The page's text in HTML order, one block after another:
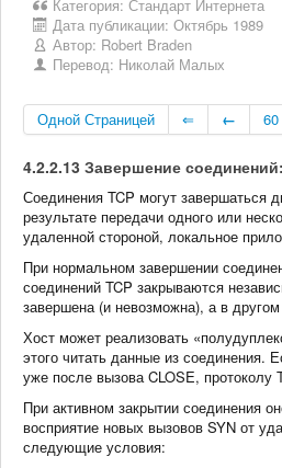
Категория: Стандарт Интернета
Дата публикации: Октябрь 1989
Автор: Robert Braden
Перевод: Николай Малых
Одной Страницей ⇐ ← 60
4.2.2.13 Завершение
Соединения TCP могут завершаться
результате передачи одного или
удаленной стороной, локальное
При нормальном завершении
соединений TCP закрываются
завершена (и невозможна), а в
Хост может реализовать
этого читать данные из соединения.
уже после вызова CLOSE,
При активном закрытии соединения
восприятие новых вызовов SYN от
следующие условия: